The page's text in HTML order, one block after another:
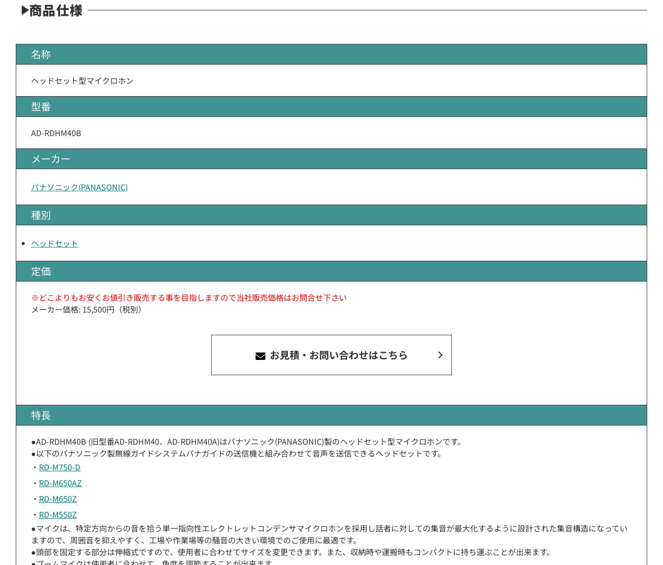
商品仕様
名称
ヘッドセット型マイクロホン
型番
AD-RDHM40B
メーカー
パナソニック(PANASONIC)
種別
ヘッドセット
定価
※どこよりもお安くお値引き販売する事を目指しますので当社販売価格はお問合せ下さい
メーカー価格: 15,500円（税別）
お見積・お問い合わせはこちら
特長
●AD-RDHM40B (旧型番AD-RDHM40、AD-RDHM40A)はパナソニック(PANASONIC)製のヘッドセット型マイクロホンです。
●以下のパナソニック製無線ガイドシステムパナガイドの送信機と組み合わせて音声を送信できるヘッドセットです。
・ RD-M750-D
・ RD-M650AZ
・ RD-M650Z
・ RD-M550Z
●マイクは、特定方向からの音を拾う単一指向性エレクトレットコンデンサマイクロホンを採用し話者に対しての集音が最大化するように設計された集音構造になってい
ますので、周囲音を抑えやすく、工場や作業場等の騒音の大きい環境でのご使用に最適です。
●頭部を固定する部分は伸縮式ですので、使用者に合わせてサイズを変更できます。また、収納時や運搬時もコンパクトに持ち運ぶことが出来ます。